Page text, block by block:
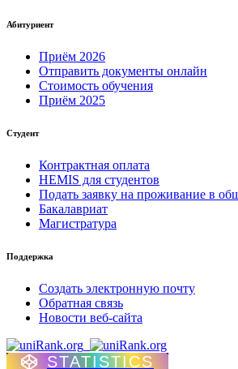
Абитуриент
Приём 2026
Отправить документы онлайн
Стоимость обучения
Приём 2025
Студент
Контрактная оплата
HEMIS для студентов
Подать заявку на проживание в
Бакалавриат
Магистратура
Поддержка
Создать электронную почту
Обратная связь
Новости веб-сайта
STATISTICS